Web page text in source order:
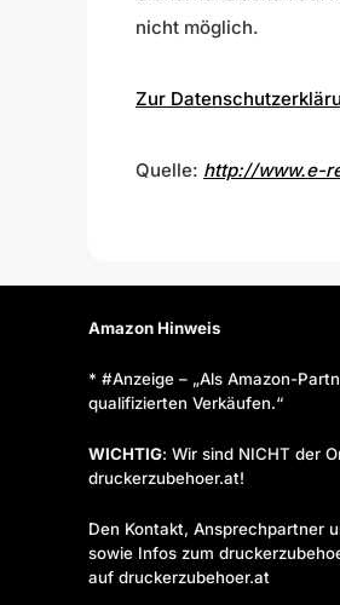
nicht möglich.
Zur
Quelle: http://www.e-
Amazon Hinweis
* #Anzeige – „Als Amazon-
qualifizierten Verkäufen.“
WICHTIG: Wir sind NICHT der
druckerzubehoer.at!
Den Kontakt, Ansprechpartner
sowie Infos zum
auf druckerzubehoer.at